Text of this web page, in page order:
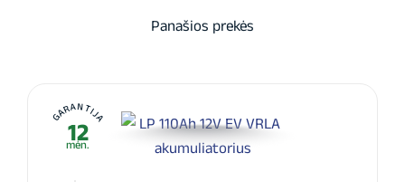
Panašios prekės
GARANTIJA
12
mėn.